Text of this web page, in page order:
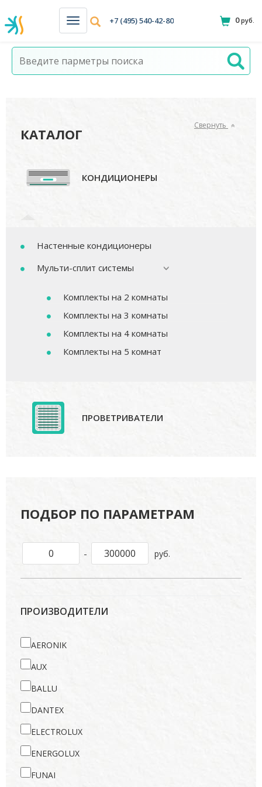
Н
а
в
и
+7 (495) 540-42-80 0руб.
КАТАЛОГ
Свернуть
КОНДИЦИОНЕРЫ
Настенные кондиционеры
Мульти-сплит системы
Комплекты на 2 комнаты
Комплекты на 3 комнаты
Комплекты на 4 комнаты
Комплекты на 5 комнат
ПРОВЕТРИВАТЕЛИ
ПОДБОР ПО ПАРАМЕТРАМ
- руб.
ПРОИЗВОДИТЕЛИ
AERONIK
AUX
BALLU
DANTEX
ELECTROLUX
ENERGOLUX
FUNAI